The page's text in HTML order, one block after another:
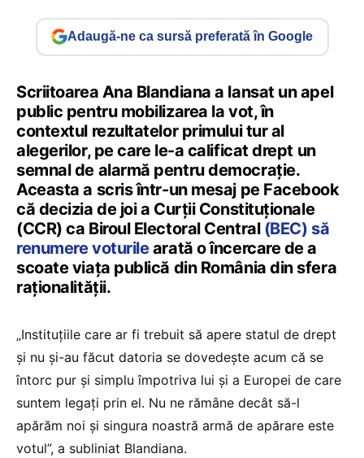
Adaugă-ne ca sursă preferată în Google
Scriitoarea Ana Blandiana a lansat un apel
public pentru mobilizarea la vot, în
contextul rezultatelor primului tur al
alegerilor, pe care le-a calificat drept un
semnal de alarmă pentru democrație.
Aceasta a scris într-un mesaj pe Facebook
că decizia de joi a Curții Constituționale
(CCR) ca Biroul Electoral Central (BEC) să
renumere voturilearată o încercare de a
scoate viața publică din România din sfera
raționalității.
„Instituțiile care ar fi trebuit să apere statul de drept
și nu și-au făcut datoria se dovedește acum că se
întorc pur și simplu împotriva lui și a Europei de care
suntem legați prin el. Nu ne rămâne decât să-l
apărăm noi și singura noastră armă de apărare este
votul”, a subliniat Blandiana.